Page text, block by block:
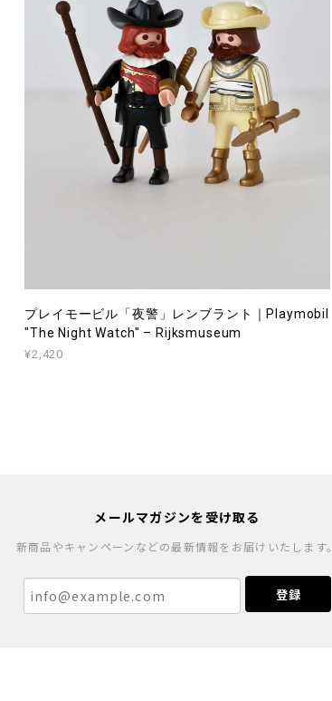
プレイモービル「夜警」レンブラント｜Playmobil
"The Night Watch" – Rijksmuseum
¥2,420
メールマガジンを受け取る
新商品やキャンペーンなどの最新情報をお届けいたします。
登録